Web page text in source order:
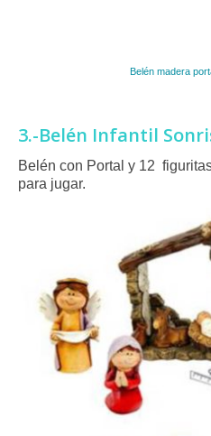
Belén madera
3.-Belén Infantil
Belén con Portal y 12
para jugar.